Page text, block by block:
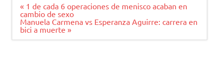
Navegación
de
entradas
« 1 de cada 6 operaciones de menisco acaban en
cambio de sexo
Manuela Carmena vs Esperanza Aguirre: carrera en
bici a muerte »